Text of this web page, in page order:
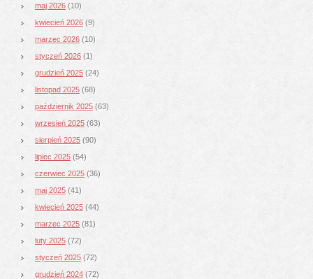
maj 2026 (10)
kwiecień 2026 (9)
marzec 2026 (10)
styczeń 2026 (1)
grudzień 2025 (24)
listopad 2025 (68)
październik 2025 (63)
wrzesień 2025 (63)
sierpień 2025 (90)
lipiec 2025 (54)
czerwiec 2025 (36)
maj 2025 (41)
kwiecień 2025 (44)
marzec 2025 (81)
luty 2025 (72)
styczeń 2025 (72)
grudzień 2024 (72)